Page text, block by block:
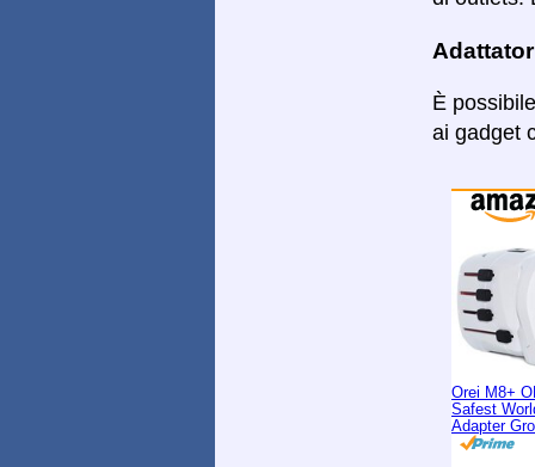
È
ai gadget
Orei M8+
Safest
Adapter